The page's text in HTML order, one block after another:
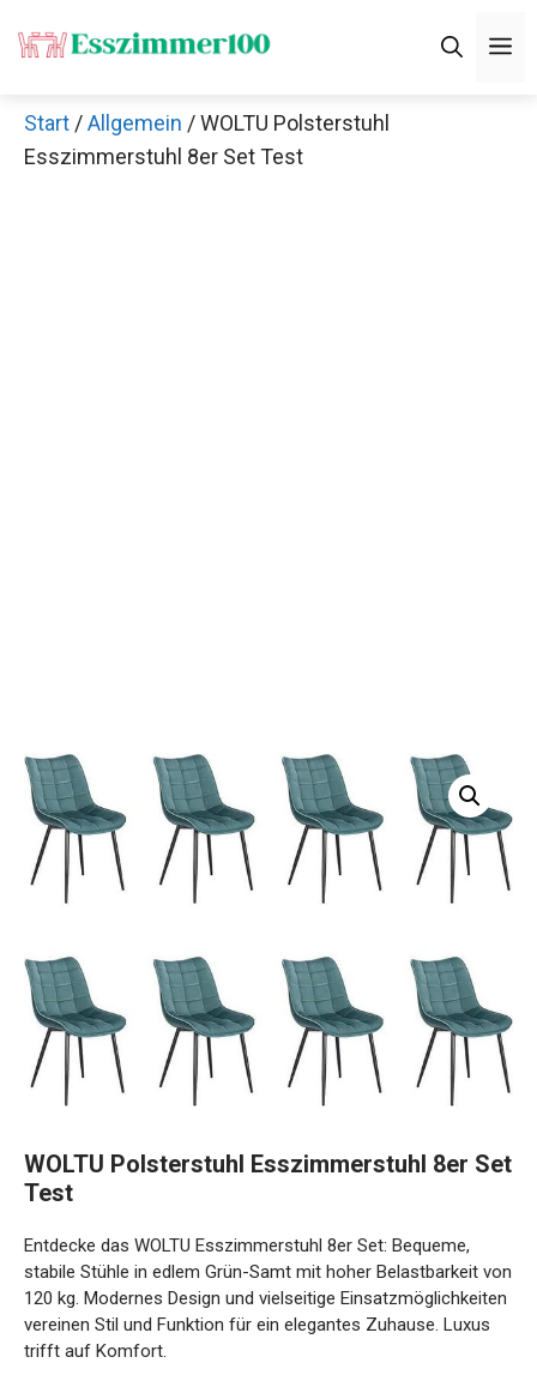
Inhalt
Start /Allgemein / WOLTU Polsterstuhl
Esszimmerstuhl 8er Set Test
WOLTU Polsterstuhl Esszimmerstuhl 8er Set
Test
Entdecke das WOLTU Esszimmerstuhl 8er Set: Bequeme,
stabile Stühle in edlem Grün-Samt mit hoher Belastbarkeit von
120 kg. Modernes Design und vielseitige Einsatzmöglichkeiten
vereinen Stil und Funktion für ein elegantes Zuhause. Luxus
trifft auf Komfort.